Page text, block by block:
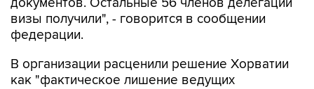
визы получили", - говорится в сообщении
федерации.
В организации расценили решение Хорватии
как "фактическое лишение ведущих